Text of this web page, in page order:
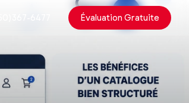
Évaluation Gratuite